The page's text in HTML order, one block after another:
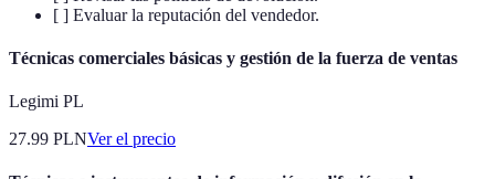
[ ] Evaluar la reputación del vendedor.
Técnicas comerciales básicas y gestión de la fuerza de ventas
Legimi PL
27.99 PLNVer el precio